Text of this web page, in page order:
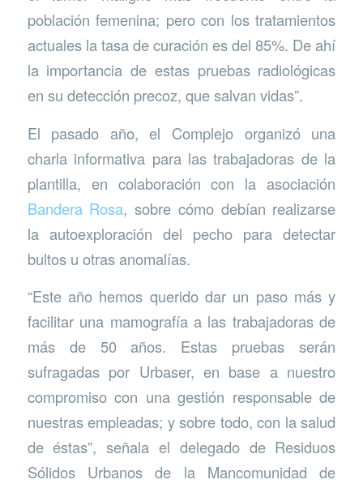
población femenina; pero con los tratamientos
actuales la tasa de curación es del 85%. De ahí
la importancia de estas pruebas radiológicas
en su detección precoz, que salvan vidas”.
El pasado año, el Complejo organizó una
charla informativa para las trabajadoras de la
plantilla, en colaboración con la asociación
Bandera Rosa, sobre cómo debían realizarse
la autoexploración del pecho para detectar
bultos u otras anomalías.
“Este año hemos querido dar un paso más y
facilitar una mamografía a las trabajadoras de
más de 50 años. Estas pruebas serán
sufragadas por Urbaser, en base a nuestro
compromiso con una gestión responsable de
nuestras empleadas; y sobre todo, con la salud
de éstas”, señala el delegado de Residuos
Sólidos Urbanos de la Mancomunidad de